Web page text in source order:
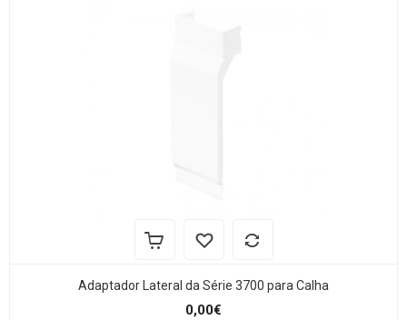
Adaptador Lateral da Série 3700 para Calha
0,00€